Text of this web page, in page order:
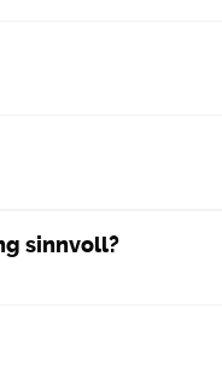
sinnvoll?